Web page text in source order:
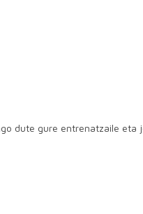
dute gure entrenatzaile